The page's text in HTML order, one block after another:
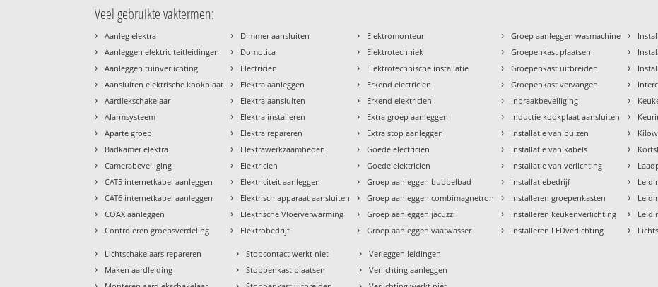
Veel gebruikte vaktermen:
› Aanleg elektra
› Aanleggen elektriciteitleidingen
› Aanleggen tuinverlichting
› Aansluiten elektrische kookplaat
› Aardlekschakelaar
› Alarmsysteem
› Aparte groep
› Badkamer elektra
› Camerabeveiliging
› CAT5 internetkabel aanleggen
› CAT6 internetkabel aanleggen
› COAX aanleggen
› Controleren groepsverdeling
› Dimmer aansluiten
› Domotica
› Electricien
› Elektra aanleggen
› Elektra aansluiten
› Elektra installeren
› Elektra repareren
› Elektrawerkzaamheden
› Elektricien
› Elektriciteit aanleggen
› Elektrisch apparaat aansluiten
› Elektrische Vloerverwarming
› Elektrobedrijf
› Elektromonteur
› Elektrotechniek
› Elektrotechnische installatie
› Erkend electricien
› Erkend elektricien
› Extra groep aanleggen
› Extra stop aanleggen
› Goede electricien
› Goede elektricien
› Groep aanleggen bubbelbad
› Groep aanleggen combimagnetron
› Groep aanleggen jacuzzi
› Groep aanleggen vaatwasser
› Groep aanleggen wasmachine
› Groepenkast plaatsen
› Groepenkast uitbreiden
› Groepenkast vervangen
› Inbraakbeveiliging
› Inductie kookplaat aansluiten
› Installatie van buizen
› Installatie van kabels
› Installatie van verlichting
› Installatiebedrijf
› Installeren groepenkasten
› Installeren keukenverlichting
› Installeren LEDverlichting
›
›
›
›
›
›
›
›
›
›
›
›
›
› Lichtschakelaars repareren
› Maken aardleiding
› Stopcontact werkt niet
› Stoppenkast plaatsen
› Verleggen leidingen
› Verlichting aanleggen